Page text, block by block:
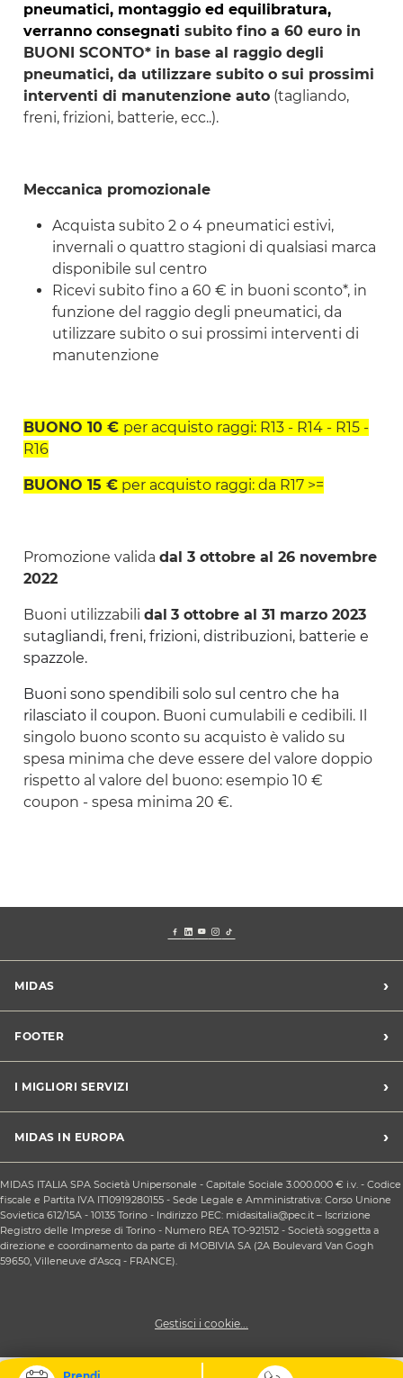
pneumatici, montaggio ed equilibratura,
verranno consegnati subito fino a 60 euro in
BUONI SCONTO* in base al raggio degli
pneumatici, da utilizzare subito o sui prossimi
interventi di manutenzione auto (tagliando,
freni, frizioni, batterie, ecc..).
Meccanica promozionale
Acquista subito 2 o 4 pneumatici estivi,
invernali o quattro stagioni di qualsiasi marca
disponibile sul centro
Ricevi subito fino a 60 € in buoni sconto*, in
funzione del raggio degli pneumatici, da
utilizzare subito o sui prossimi interventi di
manutenzione
BUONO 10 € per acquisto raggi: R13 - R14 - R15 -
R16
BUONO 15 € per acquisto raggi: da R17 >=
Promozione valida dal 3 ottobre al 26 novembre
2022
Buoni utilizzabili dal 3 ottobre al 31 marzo 2023
sutagliandi, freni, frizioni, distribuzioni, batterie e
spazzole.
Buoni sono spendibili solo sul centro che ha
rilasciato il coupon. Buoni cumulabili e cedibili. Il
singolo buono sconto su acquisto è valido su
spesa minima che deve essere del valore doppio
rispetto al valore del buono: esempio 10 €
coupon - spesa minima 20 €.
MIDAS ›
Blog dell'automobilista
Lavora con noi
Chi siamo
FOOTER ›
Apri un centro in franchising
CONDIZIONI PROMOZIONI
Sconti Convenzioni
Privacy policy
Condizioni Generali di Vendita
Contattaci
Responsabilità sociale d'impresa
Cookie Policy
I MIGLIORI SERVIZI ›
Revisione
Cambio gomme stagionale
Cinghia di distribuzione
Ricarica clima
Sostituzione batteria
Sostituzione ammortizzatori
MIDAS IN EUROPA ›
Midas Spagna
Midas Belgio
Midas Portogallo
MIDAS ITALIA SPA Società Unipersonale - Capitale Sociale 3.000.000 € i.v. - Codice
fiscale e Partita IVA IT10919280155 - Sede Legale e Amministrativa: Corso Unione
Sovietica 612/15A - 10135 Torino - Indirizzo PEC: midasitalia@pec.it – Iscrizione
Registro delle Imprese di Torino - Numero REA TO-921512 - Società soggetta a
direzione e coordinamento da parte di MOBIVIA SA (2A Boulevard Van Gogh
59650, Villeneuve d'Ascq - FRANCE).
Gestisci i cookie...